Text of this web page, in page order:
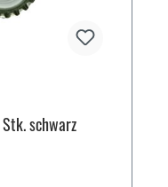
schwarz